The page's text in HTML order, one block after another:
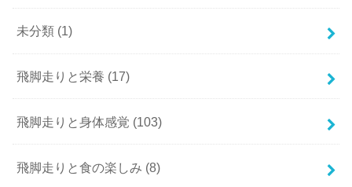
未分類 (1)
飛脚走りと栄養 (17)
飛脚走りと身体感覚 (103)
飛脚走りと食の楽しみ (8)